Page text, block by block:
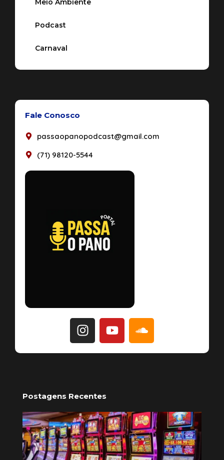
Meio Ambiente
Podcast
Carnaval
Fale Conosco
passaopanopodcast@gmail.com
(71) 98120-5544
Postagens Recentes